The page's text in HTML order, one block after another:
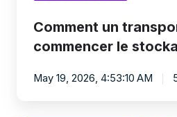
Comment un
commencer le
May 19, 2026, 4:53:10 AM